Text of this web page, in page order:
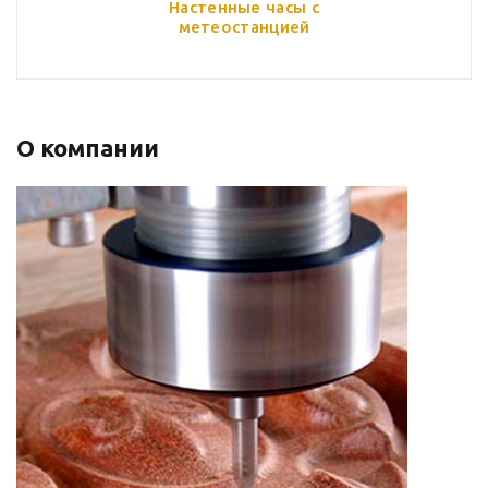
Настенные часы с
метеостанцией
О компании